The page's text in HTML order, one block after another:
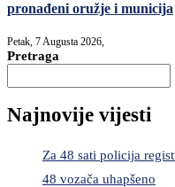
pronađeni oružje i municija
Petak, 7 Augusta 2026,
Pretraga
Najnovije vijesti
Za 48 sati policija
48 vozača uhapšeno